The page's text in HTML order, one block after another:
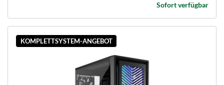
Sofort verfügbar
KOMPLETTSYSTEM-ANGEBOT